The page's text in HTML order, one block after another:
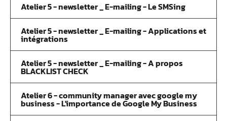
Atelier 5 - newsletter _ E-mailing - Le SMSing
Atelier 5 - newsletter _ E-mailing - Applications et
intégrations
Atelier 5 - newsletter _ E-mailing - A propos
BLACKLIST CHECK
Atelier 6 - community manager avec google my
business - L'importance de Google My Business